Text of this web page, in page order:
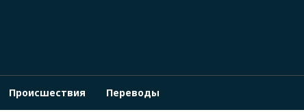
Происшествия Переводы